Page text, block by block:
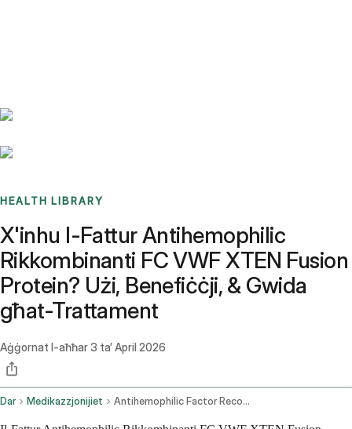
HEALTH LIBRARY
X'inhu l-Fattur Antihemophilic
Rikkombinanti FC VWF XTEN Fusion
Protein? Użi, Benefiċċji, & Gwida
għat-Trattament
Aġġornat l-aħħar3 ta’ April 2026
Dar Medikazzjonijiet Antihemophilic Factor Recombinant Fc Vwf Xten Fusion Protein Ehtl Intravenous Route